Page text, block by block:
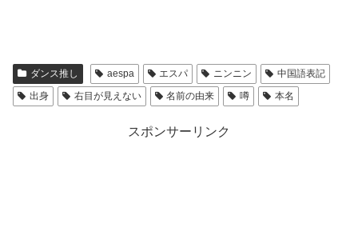
ダンス推し aespa エスパ ニンニン
中国語表記
出身
右目が見えない 名前の由来 噂 本名
スポンサーリンク